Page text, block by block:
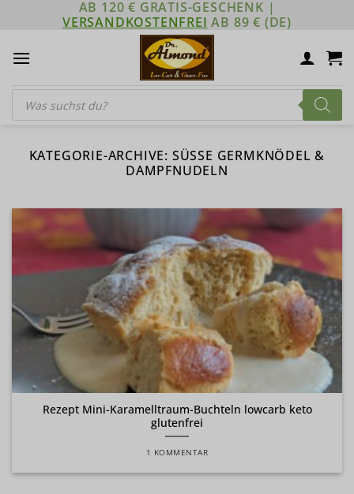
AB 120 € GRATIS-GESCHENK |
VERSANDKOSTENFREI AB 89 € (DE)
Products
search
KATEGORIE-ARCHIVE: SÜSSE GERMKNÖDEL & D
AMPFNUDELN
Rezept Mini-Karamelltraum-Buchteln lowcarb keto
glutenfrei
1 KOMMENTAR